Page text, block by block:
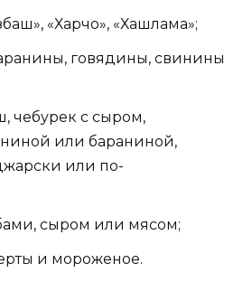
«Харчо», «Хашлама»;
говядины, свинины
чебурек с сыром,
или бараниной,
или по-
сыром или мясом;
и мороженое.